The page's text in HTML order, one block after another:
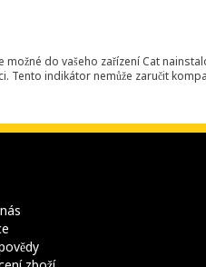
do vašeho zařízení Cat
Tento indikátor nemůže zaručit